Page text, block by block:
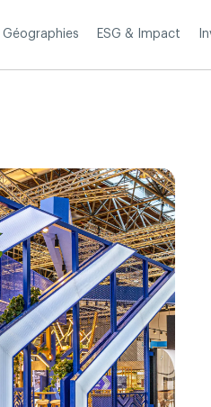
Géographies ESG & Impact